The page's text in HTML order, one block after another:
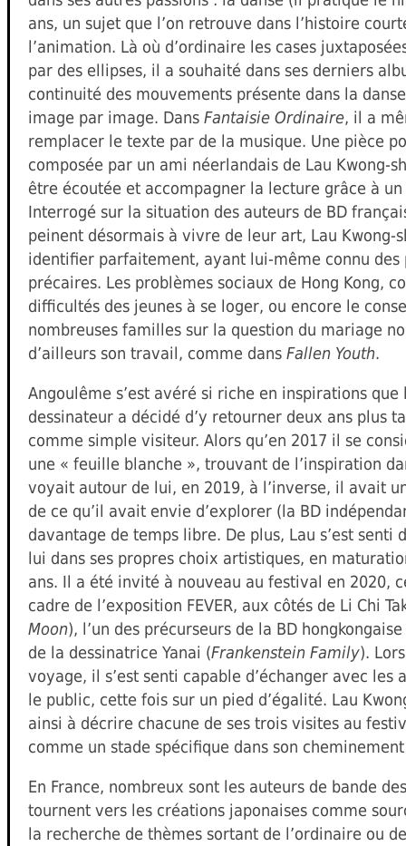
ans, un sujet que l’on retrouve dans l’histoire
l’animation. Là où d’ordinaire les cases
par des ellipses, il a souhaité dans ses derniers
continuité des mouvements présente dans la
image par image. Dans Fantaisie Ordinaire, il a
remplacer le texte par de la musique. Une pièce
composée par un ami néerlandais de Lau Kwong-
être écoutée et accompagner la lecture grâce à un
Interrogé sur la situation des auteurs de BD
peinent désormais à vivre de leur art, Lau Kwong-
identifier parfaitement, ayant lui-même connu des
précaires. Les problèmes sociaux de Hong Kong,
difficultés des jeunes à se loger, ou encore le
nombreuses familles sur la question du mariage
d’ailleurs son travail, comme dans Fallen Youth.
Angoulême s’est avéré si riche en inspirations que
dessinateur a décidé d’y retourner deux ans plus
comme simple visiteur. Alors qu’en 2017 il se
une « feuille blanche », trouvant de l’inspiration
voyait autour de lui, en 2019, à l’inverse, il avait
de ce qu’il avait envie d’explorer (la BD
davantage de temps libre. De plus, Lau s’est senti
lui dans ses propres choix artistiques, en
ans. Il a été invité à nouveau au festival en 2020,
cadre de l’exposition FEVER, aux côtés de Li Chi
Moon), l’un des précurseurs de la BD
de la dessinatrice Yanai (Frankenstein Family).
voyage, il s’est senti capable d’échanger avec les
le public, cette fois sur un pied d’égalité. Lau
ainsi à décrire chacune de ses trois visites au
comme un stade spécifique dans son
En France, nombreux sont les auteurs de bande
tournent vers les créations japonaises comme
la recherche de thèmes sortant de l’ordinaire ou